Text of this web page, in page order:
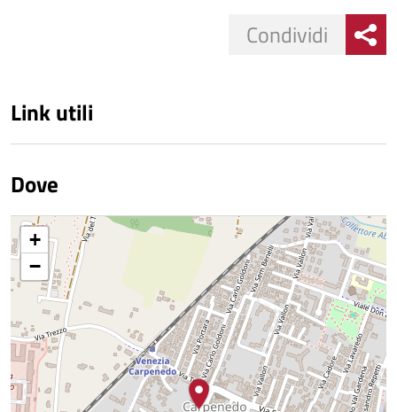
Condividi
Link utili
Dove
+
−